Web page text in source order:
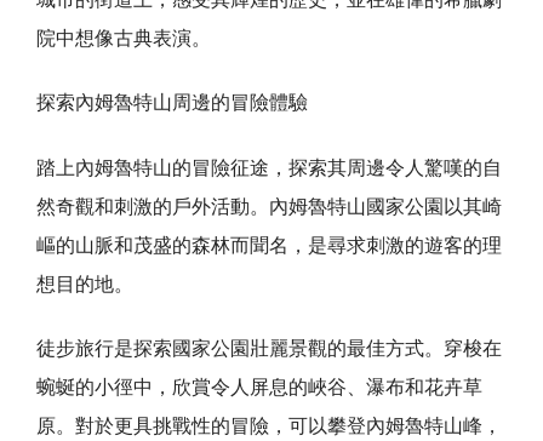
院中想像古典表演。
探索內姆魯特山周邊的冒險體驗
踏上內姆魯特山的冒險征途，探索其周邊令人驚嘆的自
然奇觀和刺激的戶外活動。內姆魯特山國家公園以其崎
嶇的山脈和茂盛的森林而聞名，是尋求刺激的遊客的理
想目的地。
徒步旅行是探索國家公園壯麗景觀的最佳方式。穿梭在
蜿蜒的小徑中，欣賞令人屏息的峽谷、瀑布和花卉草
原。對於更具挑戰性的冒險，可以攀登內姆魯特山峰，